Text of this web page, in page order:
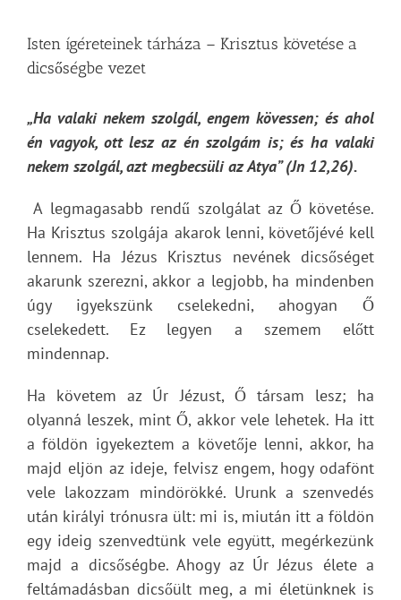
Isten ígéreteinek tárháza – Krisztus követése a
dicsőségbe vezet
„Ha valaki nekem szolgál, engem kövessen; és ahol
én vagyok, ott lesz az én szolgám is; és ha valaki
nekem szolgál, azt megbecsüli az Atya” (Jn 12,26).
A legmagasabb rendű szolgálat az Ő követése.
Ha Krisztus szolgája akarok lenni, követőjévé kell
lennem. Ha Jézus Krisztus nevének dicsőséget
akarunk szerezni, akkor a legjobb, ha mindenben
úgy igyekszünk cselekedni, ahogyan Ő
cselekedett. Ez legyen a szemem előtt
mindennap.
Ha követem az Úr Jézust, Ő társam lesz; ha
olyanná leszek, mint Ő, akkor vele lehetek. Ha itt
a földön igyekeztem a követője lenni, akkor, ha
majd eljön az ideje, felvisz engem, hogy odafönt
vele lakozzam mindörökké. Urunk a szenvedés
után királyi trónusra ült: mi is, miután itt a földön
egy ideig szenvedtünk vele együtt, megérkezünk
majd a dicsőségbe. Ahogy az Úr Jézus élete a
feltámadásban dicsőült meg, a mi életünknek is